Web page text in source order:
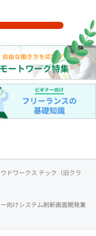
ドワークス テック（旧クラ
向けシステム刷新画面開発業